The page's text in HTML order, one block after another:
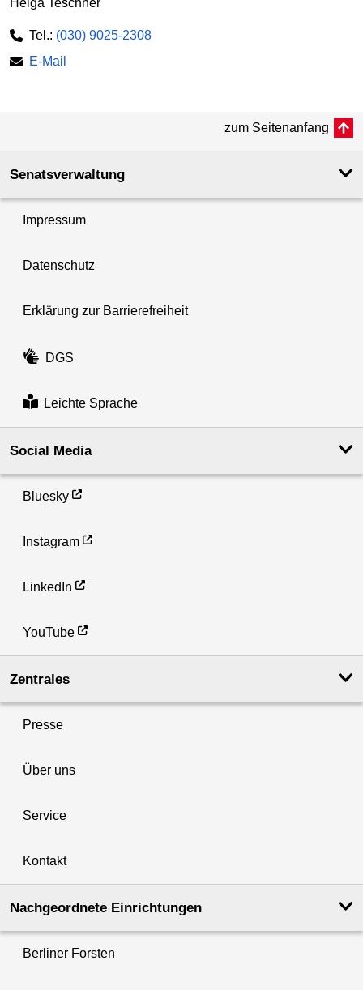
Helga Teschner
Tel.: (030) 9025-2308
E-Mail
zum Seitenanfang
Senatsverwaltung
Impressum
Datenschutz
Erklärung zur Barrierefreiheit
DGS
Leichte Sprache
Social Media
Bluesky
Instagram
LinkedIn
YouTube
Zentrales
Presse
Über uns
Service
Kontakt
Nachgeordnete Einrichtungen
Berliner Forsten